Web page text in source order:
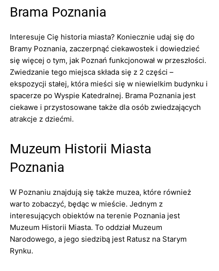
Brama Poznania
Interesuje Cię historia miasta? Koniecznie udaj się do
Bramy Poznania, zaczerpnąć ciekawostek i dowiedzieć
się więcej o tym, jak Poznań funkcjonował w przeszłości.
Zwiedzanie tego miejsca składa się z 2 części –
ekspozycji stałej, która mieści się w niewielkim budynku i
spacerze po Wyspie Katedralnej. Brama Poznania jest
ciekawe i przystosowane także dla osób zwiedzających
atrakcje z dziećmi.
Muzeum Historii Miasta
Poznania
W Poznaniu znajdują się także muzea, które również
warto zobaczyć, będąc w mieście. Jednym z
interesujących obiektów na terenie Poznania jest
Muzeum Historii Miasta. To oddział Muzeum
Narodowego, a jego siedzibą jest Ratusz na Starym
Rynku.